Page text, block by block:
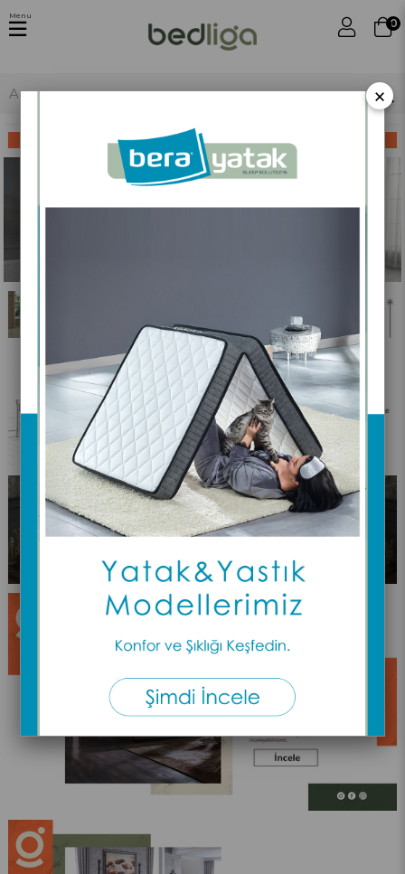
0
Menu
×